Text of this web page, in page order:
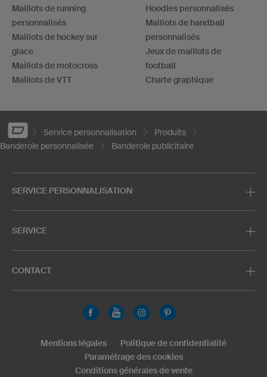
Maillots de running
personnalisés
Maillots de hockey sur
glace
Maillots de motocross
Maillots de VTT
Hoodies personnalisés
Maillots de handball
personnalisés
Jeux de maillots de
football
Charte graphique
Service personnalisation
Produits
Banderole personnalisée
Banderole publicitaire
SERVICE PERSONNALISATION
SERVICE
CONTACT
Mentions légales
Politique de confidentialité
Paramétrage des cookies
Conditions générales de vente